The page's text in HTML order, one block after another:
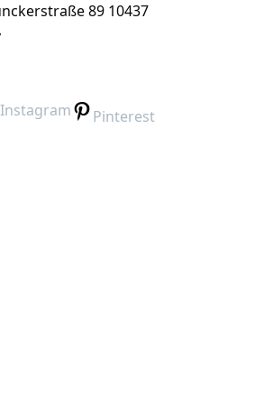
89 10437
Instagram Pinterest